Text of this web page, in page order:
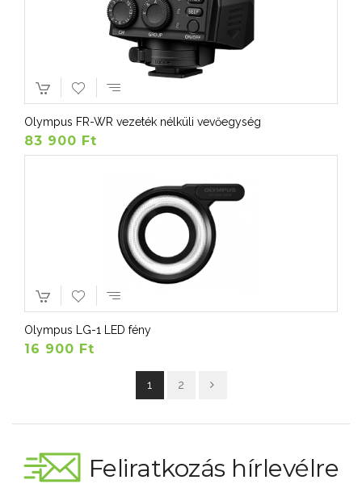
Olympus FR-WR vezeték nélküli vevőegység
83 900 Ft
Olympus LG-1 LED fény
16 900 Ft
1 2
Feliratkozás hírlevélre